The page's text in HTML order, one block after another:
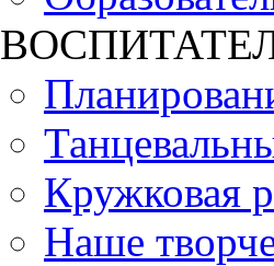
Кружковая
Наше